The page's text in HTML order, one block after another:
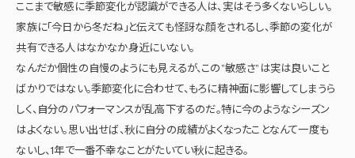
ここまで敏感に季節変化が認識ができる人は、実はそう多くないらしい。
家族に「今日から冬だね」と伝えても怪訝な顔をされるし、季節の変化が
共有できる人はなかなか身近にいない。
なんだか個性の自慢のようにも見えるが、この”敏感さ”は実は良いこと
ばかりではない。季節変化に合わせて、もろに精神面に影響してしまうら
しく、自分のパフォーマンスが乱高下するのだ。特に今のようなシーズン
はよくない。思い出せば、秋に自分の成績がよくなったことなんて一度も
ないし、1年で一番不幸なことがたいてい秋に起きる。